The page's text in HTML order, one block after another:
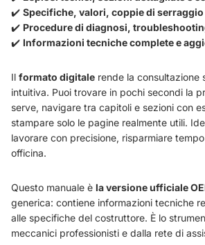
✔️ Specifiche, valori, coppie di serraggio
✔️ Procedure di diagnosi,
✔️ Informazioni tecniche complete e
Il formato digitale rende la consultazione
intuitiva. Puoi trovare in pochi secondi la
serve, navigare tra capitoli e sezioni con
stampare solo le pagine realmente utili.
lavorare con precisione, risparmiare
officina.
Questo manuale è la versione ufficiale
generica: contiene informazioni tecniche
alle specifiche del costruttore. È lo
meccanici professionisti e dalla rete di